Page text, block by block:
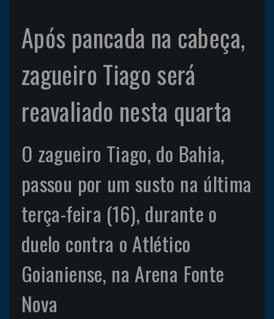
Após pancada na cabeça,
zagueiro Tiago será
reavaliado nesta quarta
O zagueiro Tiago, do Bahia,
passou por um susto na última
terça-feira (16), durante o
duelo contra o Atlético
Goianiense, na Arena Fonte
Nova